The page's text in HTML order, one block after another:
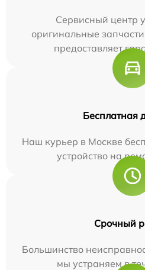
Сервисный центр
оригинальные
предоставляет
Бесплатная
Наш курьер в Москве
устройство на
Срочный
Большинство
мы устраняем в